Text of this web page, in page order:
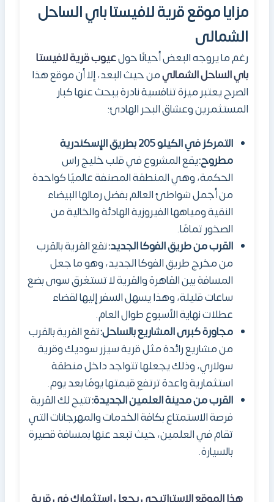
مزايا موقعقرية لافيستا باي الساحل
الشمالى
رغم ما يروجه البعض أحيانًا حولعيوب قرية لافيستا
باي الساحل الشماليمن حيث البعد، إلا أن موقع هذا
الصرح يعتبر ميزة تنافسية نادرة يبحث عنها كبار
المستثمرين وعشاق البحر الهادئ:
التمركز في الكيلو 205 بطريق الإسكندرية
مطروح:يقع المشروع في قلب خليج راس
الحكمة، وهي المنطقة المصنفة عالميًا كواحدة
من أجمل شواطئ العالم بفضل رمالها البيضاء
النقية ومياهها الفيروزية الهادئة والخالية من
الصخور تمامًا.
القرب من طريق الفوكا الجديد:تقع القرية بالقرب
من مخرج طريق الفوكا الجديد، وهو ما جعل
المسافة بين القاهرة والقرية لا تستغرق سوى بضع
ساعات قليلة، وهذا يسهل السفر إليها لقضاء
عطلات نهاية الأسبوع طوال العام.
مجاورة كبرى المشاريع بالساحل:تقع القرية بالقرب
من مشاريع رائدة مثل قرية سيزر سوديك وقرية
سولاري، وذلك يجعلها تتواجد داخل منطقة
استثمارية واعدة ترتفع قيمتها يومًا بعد يوم.
القرب من مدينة العلمين الجديدة:تتيح لك القرية
فرصة الاستمتاع بكافة الخدمات والمهرجانات التي
تقام في العلمين، حيث تبعد عنها بمسافة قصيرة
بالسيارة.